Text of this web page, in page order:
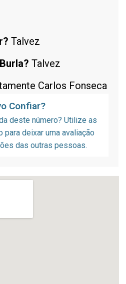
Talvez
Talvez
Carlos Fonseca
Confiar?
deste número? Utilize as
deixar uma avaliação
das outras pessoas.